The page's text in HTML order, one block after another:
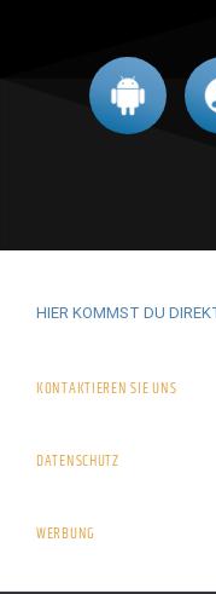
HIER KOMMST DU
KONTAKTIEREN SIE UNS
DATENSCHUTZ
WERBUNG